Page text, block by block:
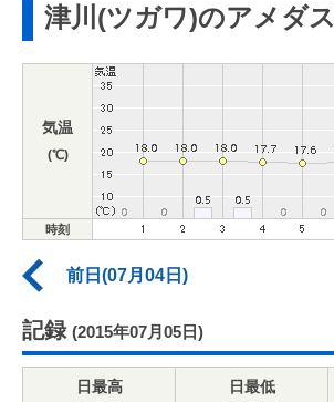
津川(ツガワ)のアメダス
気温
(℃)
時刻
前日(07月04日)
記録 (2015年07月05日)
日最高
日最低